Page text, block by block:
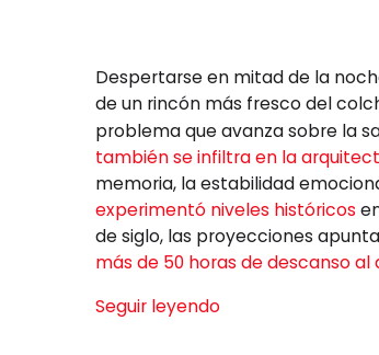
Despertarse en mitad de la
de un rincón más fresco del
problema que avanza sobre la
también se infiltra en la
memoria, la estabilidad
experimentó niveles históricos
de siglo, las proyecciones
más de 50 horas de descanso al
Seguir leyendo